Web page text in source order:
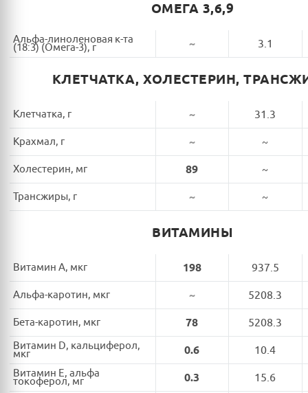
ОМЕГА 3,6,9
Альфа-линоленовая к-та
(18:3) (Омега-3), г ~ 3.1
КЛЕТЧАТКА, ХОЛЕСТЕРИН,
Клетчатка, г ~ 31.3
Крахмал, г ~ ~
Холестерин, мг 89 ~
Трансжиры, г ~ ~
ВИТАМИНЫ
Витамин A, мкг 198 937.5
Альфа-каротин, мкг ~ 5208.3
Бета-каротин, мкг 78 5208.3
Витамин D, кальциферол,
мкг 0.6 10.4
Витамин E, альфа
токоферол, мг 0.3 15.6